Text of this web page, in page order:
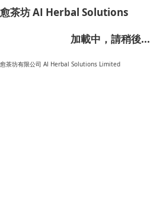
​愈茶坊 AI Herbal Solutions
加載中，請稍後...
​愈茶坊有限公司 AI Herbal Solutions Limited